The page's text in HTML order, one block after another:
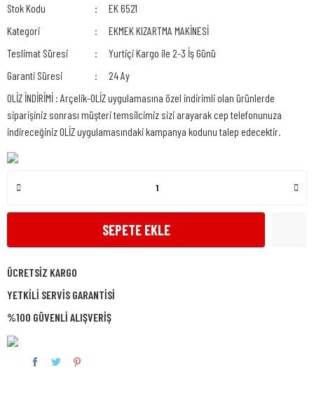
Stok Kodu
EK 6521
Kategori
EKMEK KIZARTMA MAKİNESİ
Teslimat Süresi
Yurtiçi Kargo ile 2-3 İş Günü
Garanti Süresi
24 Ay
OLİZ İNDİRİMİ : Arçelik-OLİZ uygulamasına özel indirimli olan ürünlerde
siparişiniz sonrası müşteri temsilcimiz sizi arayarak cep telefonunuza
indireceğiniz OLİZ uygulamasındaki kampanya kodunu talep edecektir.
SEPETE EKLE
ÜCRETSİZ KARGO
YETKİLİ SERVİS GARANTİSİ
%100 GÜVENLİ ALIŞVERİŞ